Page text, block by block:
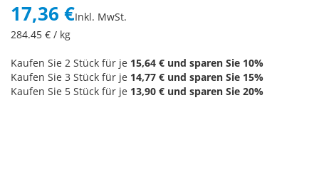
17,36 €Inkl. MwSt.
284.45 € / kg
Kaufen Sie 2 Stück für je 15,64 € und sparen Sie 10%
Kaufen Sie 3 Stück für je 14,77 € und sparen Sie 15%
Kaufen Sie 5 Stück für je 13,90 € und sparen Sie 20%
images
gallery